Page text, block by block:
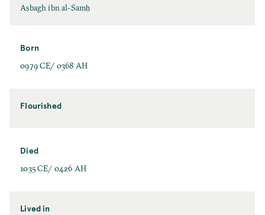
Aṣbagh ibn al-Samḥ
Born
0979 CE/ 0368 AH
Flourished
Died
1035 CE/ 0426 AH
Lived in